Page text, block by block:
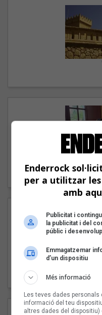
"Lo
Pep Álvarez amb
Enderrock
per a utilitzar les
amb
Publicitat i
la publicitat i del
públic i
Emmagatzemar
d’un dispositiu
Més informació
Les teves dades
informació del teu
altres dades del dispositiu)